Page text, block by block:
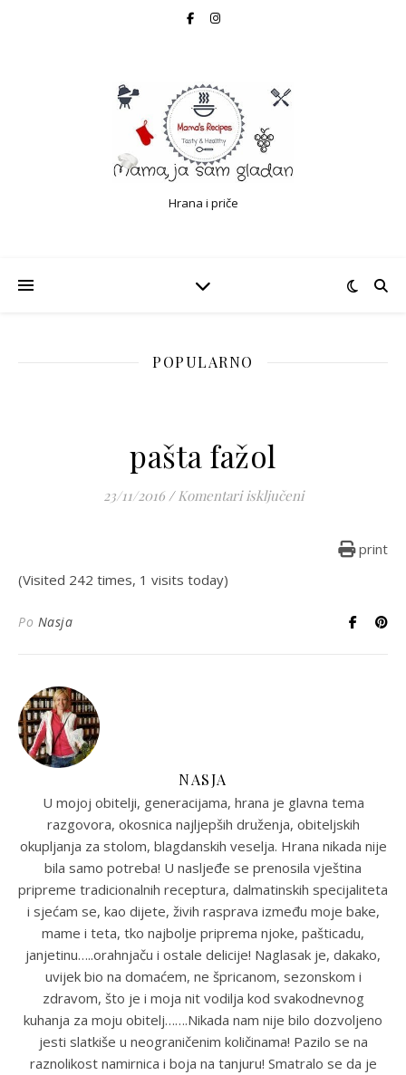
Hrana i priče
POPULARNO
pašta fažol
23/11/2016 / Komentari isključeniza pašta fažol
print
(Visited 242 times, 1 visits today)
Po Nasja
NASJA
U mojoj obitelji, generacijama, hrana je glavna tema
razgovora, okosnica najljepših druženja, obiteljskih
okupljanja za stolom, blagdanskih veselja. Hrana nikada nije
bila samo potreba! U nasljeđe se prenosila vještina
pripreme tradicionalnih receptura, dalmatinskih specijaliteta
i sjećam se, kao dijete, živih rasprava između moje bake,
mame i teta, tko najbolje priprema njoke, pašticadu,
janjetinu…..orahnjaču i ostale delicije! Naglasak je, dakako,
uvijek bio na domaćem, ne špricanom, sezonskom i
zdravom, što je i moja nit vodilja kod svakodnevnog
kuhanja za moju obitelj…….Nikada nam nije bilo dozvoljeno
jesti slatkiše u neograničenim količinama! Pazilo se na
raznolikost namirnica i boja na tanjuru! Smatralo se da je